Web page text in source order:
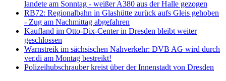
landete am Sonntag - weißer A380 aus der Halle gezogen
RB72: Regionalbahn in Glashütte zurück aufs Gleis gehoben
- Zug am Nachmittag abgefahren
Kaufland im Otto-Dix-Center in Dresden bleibt weiter
geschlossen
Warnstreik im sächsischen Nahverkehr: DVB AG wird durch
ver.di am Montag bestreikt!
Polizeihubschrauber kreist über der Innenstadt von Dresden